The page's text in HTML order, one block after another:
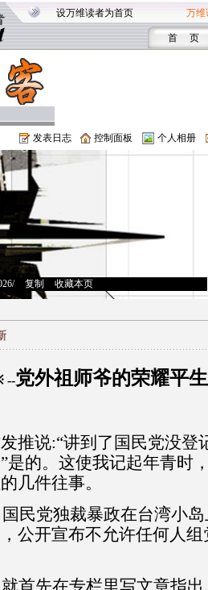
设万维读者为首页 万维
首 页
发表日志 控制面板 个人相册
> 复制 收藏本页
--党外祖师爷的荣耀平生
推说:“讲到了国民党没登
是的。这使我记起年青时
几件往事。
民党独裁暴政在台湾小
公开宣布不允许任何人
首先在专栏里写文章指